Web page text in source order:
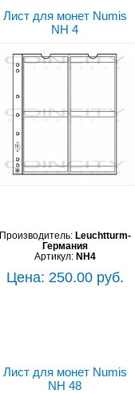
Лист для монет Numis
NH 4
Производитель: Leuchtturm-
Германия
Артикул: NH4
Цена: 250.00 руб.
Лист для монет Numis
NH 48